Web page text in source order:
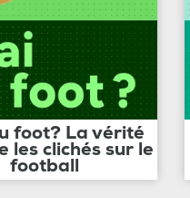
foot? La vérité
les clichés sur le
football